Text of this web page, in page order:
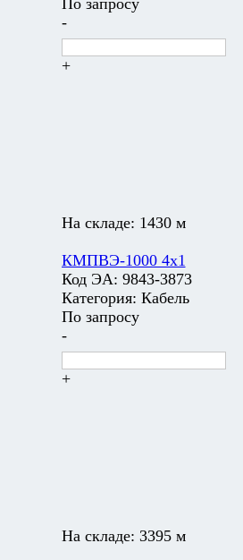
По запросу
-
+
На складе: 1430 м
КМПВЭ-1000 4х1
Код ЭА: 9843-3873
Категория: Кабель
По запросу
-
+
На складе: 3395 м